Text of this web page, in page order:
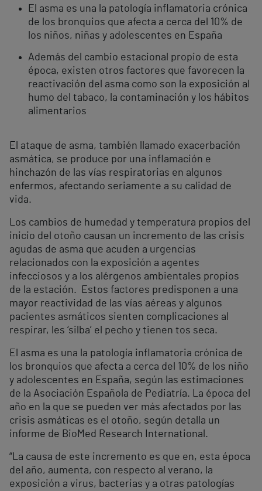
El asma es una la patología inflamatoria crónica
de los bronquios que afecta a cerca del 10% de
los niños, niñas y adolescentes en España
Además del cambio estacional propio de esta
época, existen otros factores que favorecen la
reactivación del asma como son la exposición al
humo del tabaco, la contaminación y los hábitos
alimentarios
El ataque de asma, también llamado exacerbación
asmática, se produce por una inflamación e
hinchazón de las vías respiratorias en algunos
enfermos, afectando seriamente a su calidad de
vida.
Los cambios de humedad y temperatura propios del
inicio del otoño causan un incremento de las crisis
agudas de asma que acuden a urgencias
relacionados con la exposición a agentes
infecciosos y a los alérgenos ambientales propios
de la estación. Estos factores predisponen a una
mayor reactividad de las vías aéreas y algunos
pacientes asmáticos sienten complicaciones al
respirar, les ‘silba’ el pecho y tienen tos seca.
El asma es una la patología inflamatoria crónica de
los bronquios que afecta a cerca del 10% de los niño
y adolescentes en España, según las estimaciones
de la Asociación Española de Pediatría. La época del
año en la que se pueden ver más afectados por las
crisis asmáticas es el otoño, según detalla un
informe de BioMed Research International.
“La causa de este incremento es que en, esta época
del año, aumenta, con respecto al verano, la
exposición a virus, bacterias y a otras patologías